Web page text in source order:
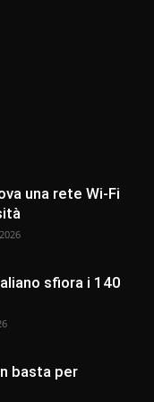
una rete Wi-Fi
sfiora i 140
basta per